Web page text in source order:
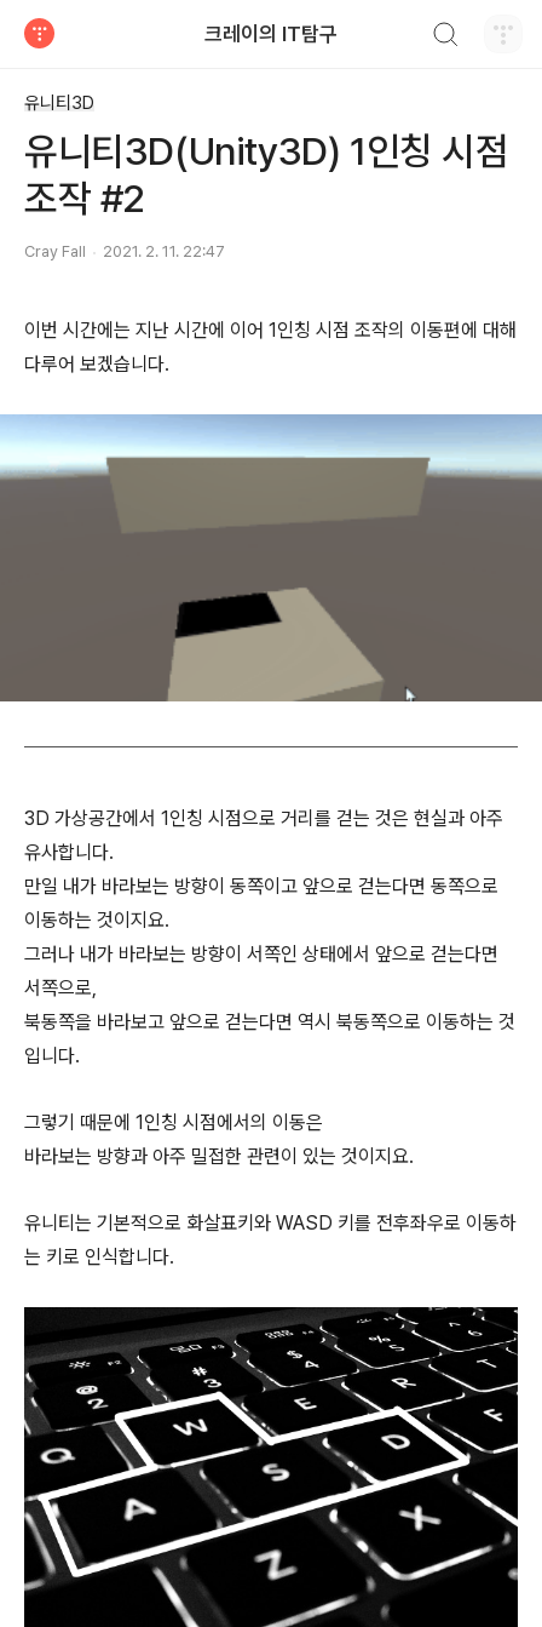
크레이의 IT탐구
유니티3D
유니티3D(Unity3D) 1인칭 시점
조작 #2
Cray Fall 2021. 2. 11. 22:47
이번 시간에는 지난 시간에 이어 1인칭 시점 조작의 이동편에 대해
다루어 보겠습니다.
3D 가상공간에서 1인칭 시점으로 거리를 걷는 것은 현실과 아주
유사합니다.
만일 내가 바라보는 방향이 동쪽이고 앞으로 걷는다면 동쪽으로
이동하는 것이지요.
그러나 내가 바라보는 방향이 서쪽인 상태에서 앞으로 걷는다면
서쪽으로,
북동쪽을 바라보고 앞으로 걷는다면 역시 북동쪽으로 이동하는 것
입니다.
그렇기 때문에 1인칭 시점에서의 이동은
바라보는 방향과 아주 밀접한 관련이 있는 것이지요.
유니티는 기본적으로 화살표키와 WASD 키를 전후좌우로 이동하
는 키로 인식합니다.